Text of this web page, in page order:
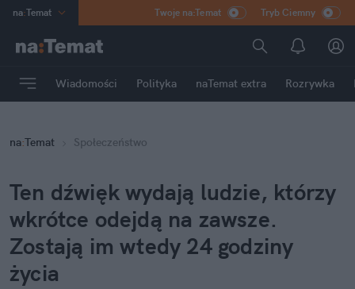
na:Temat
Poland
mama
Rozrywka
Twoje na:Temat Tryb Ciemny
Wiadomości Polityka naTemat extra Rozrywka
na:Temat Społeczeństwo
Ten dźwięk wydają ludzie, którzy
wkrótce odejdą na zawsze.
Zostają im wtedy 24 godziny
życia